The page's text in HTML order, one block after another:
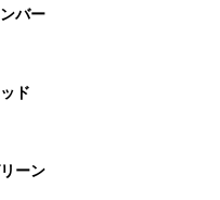
バー
ド
ーン